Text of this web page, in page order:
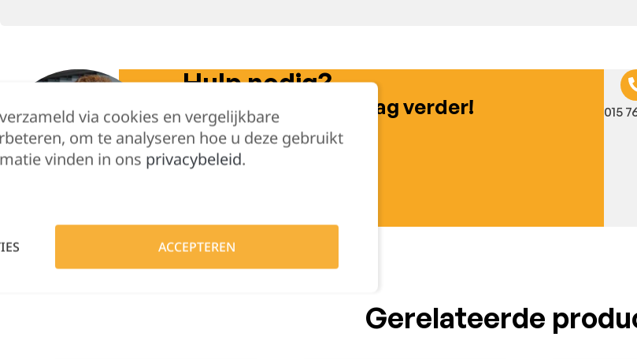
Hulp nodig?
Lennert helpt je graag verder! 015
Gerelateerde
via cookies en vergelijkbare
om te analyseren hoe u deze gebruikt
vinden in ons privacybeleid.
ACCEPTEREN